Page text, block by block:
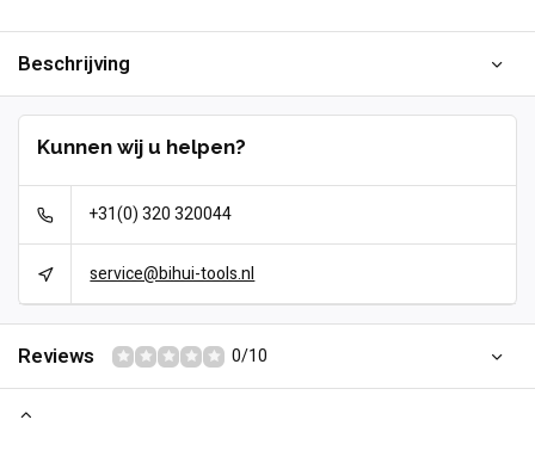
Beschrijving
Kunnen wij u helpen?
+31(0) 320 320044
service@bihui-tools.nl
Reviews 0/10